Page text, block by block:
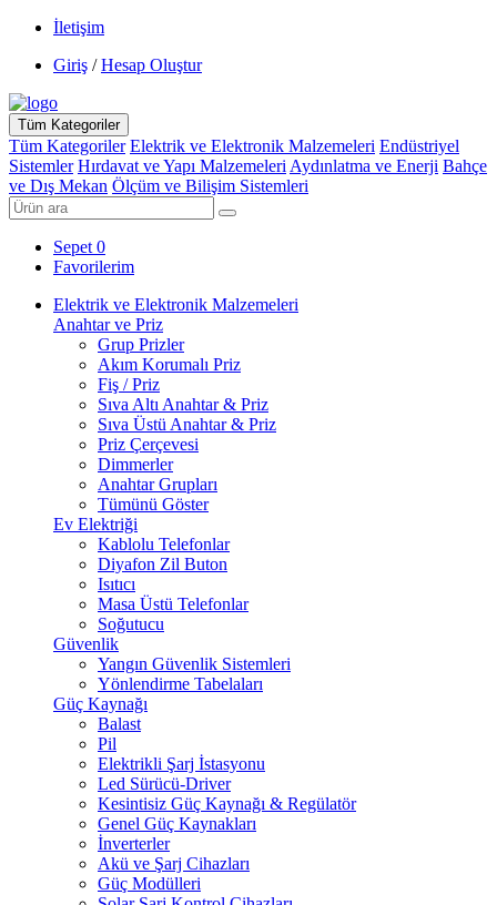
İletişim
Giriş / Hesap Oluştur
Tüm Kategoriler
Tüm Kategoriler Elektrik ve Elektronik Malzemeleri Endüstriyel
Sistemler Hırdavat ve Yapı Malzemeleri Aydınlatma ve Enerji Bahçe
ve Dış Mekan Ölçüm ve Bilişim Sistemleri
Sepet 0
Favorilerim
Elektrik ve Elektronik Malzemeleri
Anahtar ve Priz
Grup Prizler
Akım Korumalı Priz
Fiş / Priz
Sıva Altı Anahtar & Priz
Sıva Üstü Anahtar & Priz
Priz Çerçevesi
Dimmerler
Anahtar Grupları
Tümünü Göster
Ev Elektriği
Kablolu Telefonlar
Diyafon Zil Buton
Isıtıcı
Masa Üstü Telefonlar
Soğutucu
Güvenlik
Yangın Güvenlik Sistemleri
Yönlendirme Tabelaları
Güç Kaynağı
Balast
Pil
Elektrikli Şarj İstasyonu
Led Sürücü-Driver
Kesintisiz Güç Kaynağı & Regülatör
Genel Güç Kaynakları
İnverterler
Akü ve Şarj Cihazları
Güç Modülleri